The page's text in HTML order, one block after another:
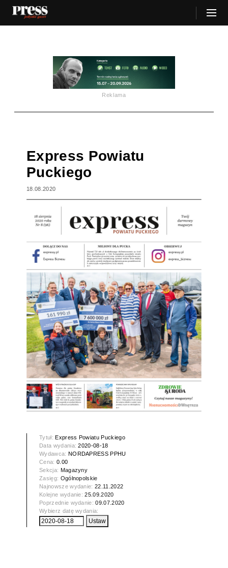
Reklama
Express Powiatu
Puckiego
18.08.2020
Tytuł:Express Powiatu Puckiego
Data wydania:2020-08-18
Wydawca: NORDAPRESS PPHU
Cena: 0.00
Sekcja: Magazyny
Zasięg: Ogólnopolskie
Najnowsze wydanie:22.11.2022
Kolejne wydanie:25.09.2020
Poprzednie wydanie:09.07.2020
Wybierz datę wydania: